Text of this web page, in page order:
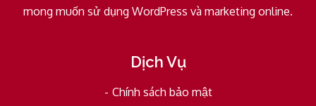
mong muốn sử dụng WordPress và marketing online.
Dịch Vụ
Chính sách bảo mật